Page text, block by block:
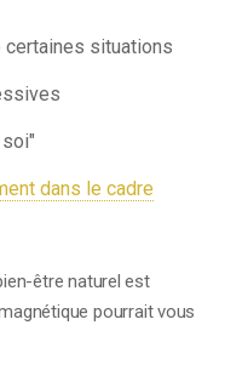
certaines situations
dans le cadre
être naturel est
pourrait vous